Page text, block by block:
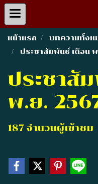
หน้าแรก บทความทั้งห
ประชาสัมพันธ์ เดือน
ประชาสั
พ.ย.
187 จำนวนผู้เข้าชม